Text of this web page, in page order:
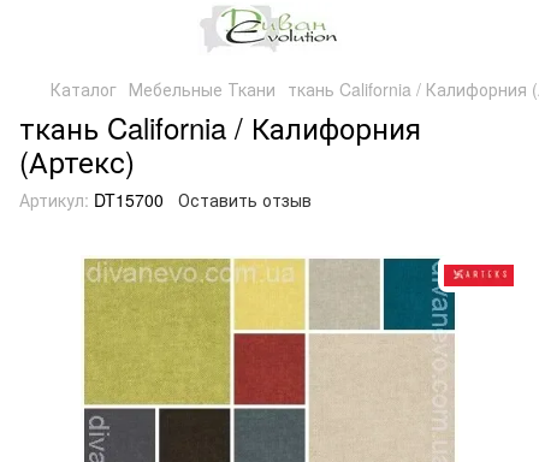
Каталог Мебельные Ткани ткань California / Калифорния
ткань California / Калифорния
(Артекс)
Артикул: DT15700 Оставить отзыв